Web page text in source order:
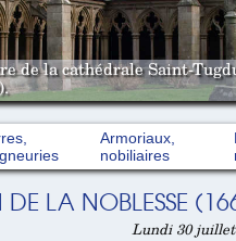
de la cathédrale Saint-
Armoriaux,
nobiliaires
LA NOBLESSE
Lundi 30